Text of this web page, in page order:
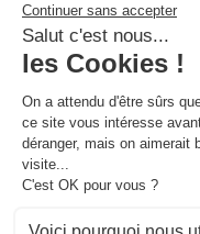
La newsletter
Adresse e-mail
En vous inscrivant à notre
confidentialité.
Retrouvons-nous